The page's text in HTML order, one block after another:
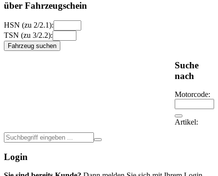
über Fahrzeugschein
HSN (zu 2/2.1):
TSN (zu 3/2.2):
Fahrzeug suchen
Suche
nach
Motorcode:
Artikel:
Login